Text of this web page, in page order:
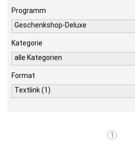
Programm
Geschenkshop-Deluxe
Kategorie
alle Kategorien
Format
Textlink (1)
1